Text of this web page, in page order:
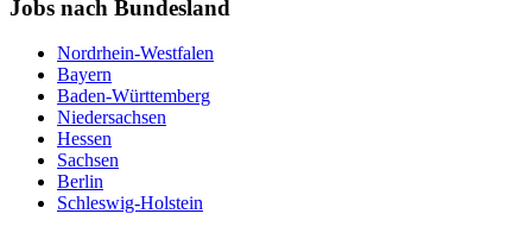
Jobs nach Bundesland
Nordrhein-Westfalen
Bayern
Baden-Württemberg
Niedersachsen
Hessen
Sachsen
Berlin
Schleswig-Holstein